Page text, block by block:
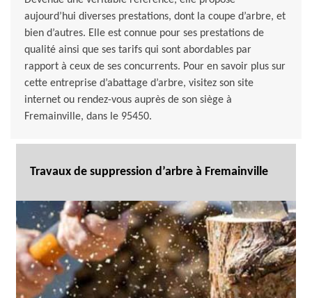
aujourd’hui diverses prestations, dont la coupe d’arbre, et
bien d’autres. Elle est connue pour ses prestations de
qualité ainsi que ses tarifs qui sont abordables par
rapport à ceux de ses concurrents. Pour en savoir plus sur
cette entreprise d’abattage d’arbre, visitez son site
internet ou rendez-vous auprès de son siège à
Fremainville, dans le 95450.
Travaux de suppression d’arbre à Fremainville